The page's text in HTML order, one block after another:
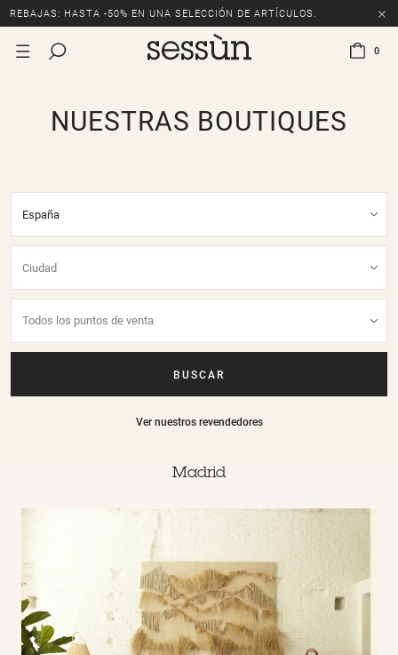
REBAJAS: HASTA -50% EN UNA SELECCIÓN DE ARTÍCULOS.
0
NUESTRAS BOUTIQUES
BUSCAR
Ver nuestros revendedores
Madrid